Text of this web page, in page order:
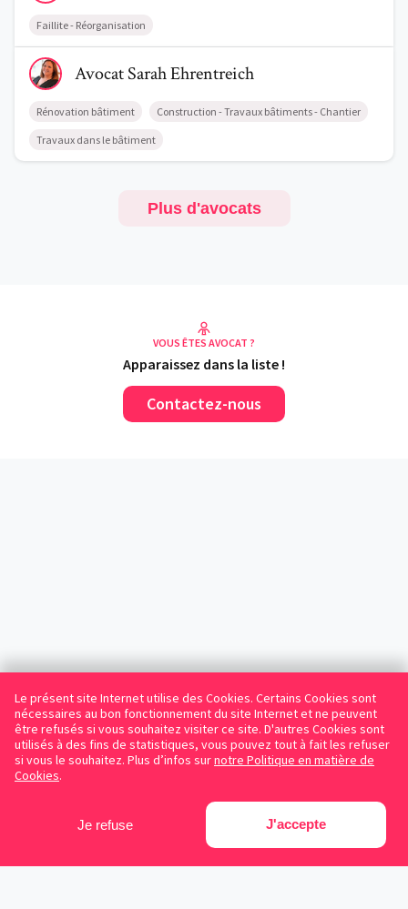
Le présent site Internet utilise des Cookies. Certains Cookies sont
nécessaires au bon fonctionnement du site Internet et ne peuvent
être refusés si vous souhaitez visiter ce site. D'autres Cookies sont
utilisés à des fins de statistiques, vous pouvez tout à fait les refuser
si vous le souhaitez. Plus d’infos surnotre Politique en matière de
Cookies.
Je refuse J'accepte
Faillite - Réorganisation
Voir le profil de AvocatSarah Ehrentreich
AvocatSarahEhrentreich
Rénovation bâtiment Construction - Travaux bâtiments - Chantier
Travaux dans le bâtiment
Plus d'avocats
VOUS ÊTES AVOCAT ?
Apparaissez dans la liste !
Contactez-nous